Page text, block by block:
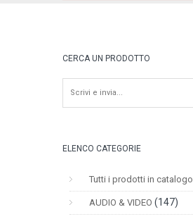
CERCA UN PRODOTTO
ELENCO CATEGORIE
Tutti i prodotti in catalogo
AUDIO & VIDEO (147)